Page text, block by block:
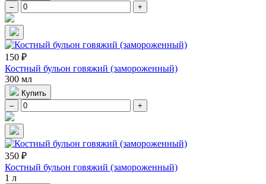
–
+
150 ₽
Костный бульон говяжий (замороженный)
300 мл
Купить
–
+
350 ₽
Костный бульон говяжий (замороженный)
1 л